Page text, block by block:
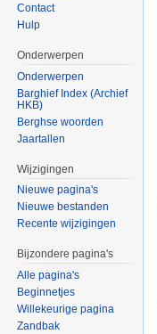
Contact
Hulp
Onderwerpen
Onderwerpen
Barghief Index (Archief
HKB)
Berghse woorden
Jaartallen
Wijzigingen
Nieuwe pagina's
Nieuwe bestanden
Recente wijzigingen
Bijzondere pagina's
Alle pagina's
Beginnetjes
Willekeurige pagina
Zandbak